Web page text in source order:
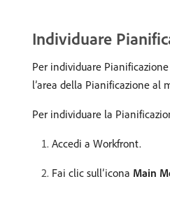
Individuare
Per individuare
l’area della Pianificazione al
Per individuare la
Accedi a Workfront.
Fai clic sull’icona Main